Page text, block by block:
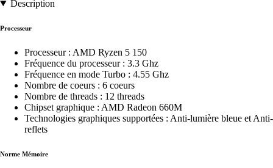
Description
Processeur
Processeur : AMD Ryzen 5 150
Fréquence du processeur : 3.3 Ghz
Fréquence en mode Turbo : 4.55 Ghz
Nombre de coeurs : 6 coeurs
Nombre de threads : 12 threads
Chipset graphique : AMD Radeon 660M
Technologies graphiques supportées : Anti-lumière bleue et Anti-
reflets
Norme Mémoire